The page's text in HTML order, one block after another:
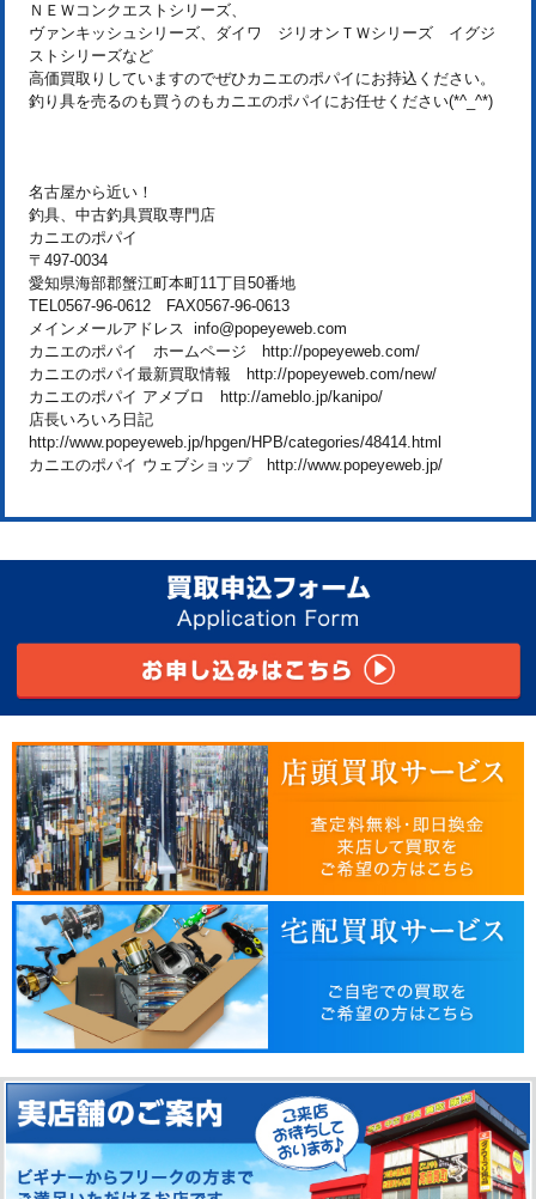
ＮＥＷコンクエストシリーズ、
ヴァンキッシュシリーズ、ダイワ ジリオンＴＷシリーズ イグジ
ストシリーズなど
高価買取りしていますのでぜひカニエのポパイにお持込ください。
釣り具を売るのも買うのもカニエのポパイにお任せください(*^_^*)
名古屋から近い！
釣具、中古釣具買取専門店
カニエのポパイ
〒497-0034
愛知県海部郡蟹江町本町11丁目50番地
TEL0567-96-0612 FAX0567-96-0613
メインメールアドレス info@popeyeweb.com
カニエのポパイ ホームページ http://popeyeweb.com/
カニエのポパイ最新買取情報 http://popeyeweb.com/new/
カニエのポパイ アメブロ http://ameblo.jp/kanipo/
店長いろいろ日記
http://www.popeyeweb.jp/hpgen/HPB/categories/48414.html
カニエのポパイ ウェブショップ http://www.popeyeweb.jp/